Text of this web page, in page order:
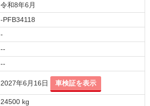
令和8年6月
-PFB34118
-
--
--
2027年6月16日 車検証を表示
24500 kg